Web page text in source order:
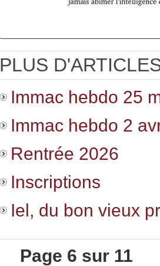
PLUS
Immac hebdo 25
Immac hebdo 2
Rentrée 2026
Inscriptions
Iel, du bon vieux
Page 6 sur 11